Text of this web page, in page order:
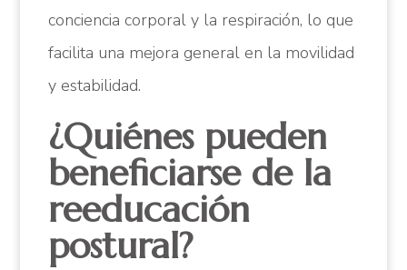
conciencia corporal y la respiración, lo que
facilita una mejora general en la movilidad
y estabilidad.
¿Quiénes pueden
beneficiarse de la
reeducación
postural?